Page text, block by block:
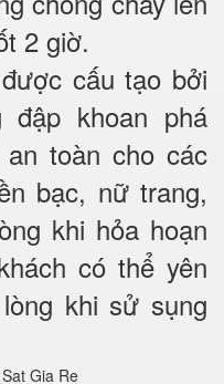
2 giờ.
cấu tạo bởi
đập khoan phá
toàn cho các
bạc, nữ trang,
khi hỏa hoạn
có thể yên
khi sử sụng